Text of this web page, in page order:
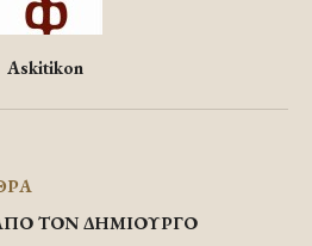
Askitikon
ΤΟΝ ΔΗΜΙΟΥΡΓΟ